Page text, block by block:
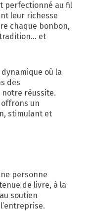
perfectionné au fil
leur richesse
chaque bonbon,
et
où la
des
réussite.
un
stimulant et
personne
de livre, à la
soutien